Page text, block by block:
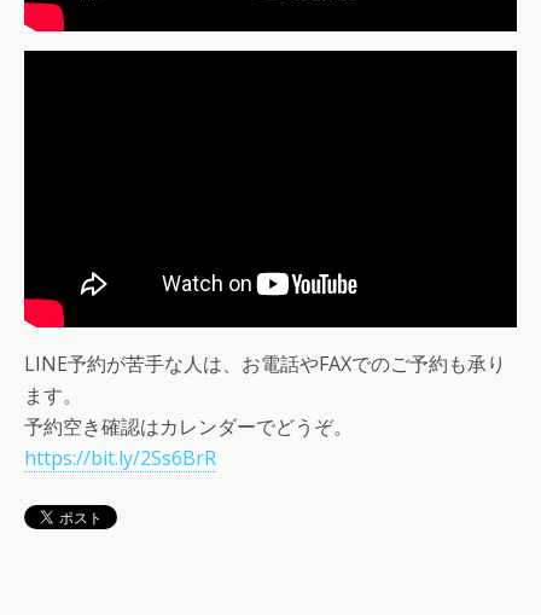
LINE予約が苦手な人は、お電話やFAXでのご予約も承り
ます。
予約空き確認はカレンダーでどうぞ。
https://bit.ly/2Ss6BrR